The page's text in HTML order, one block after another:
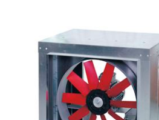
DETAILS